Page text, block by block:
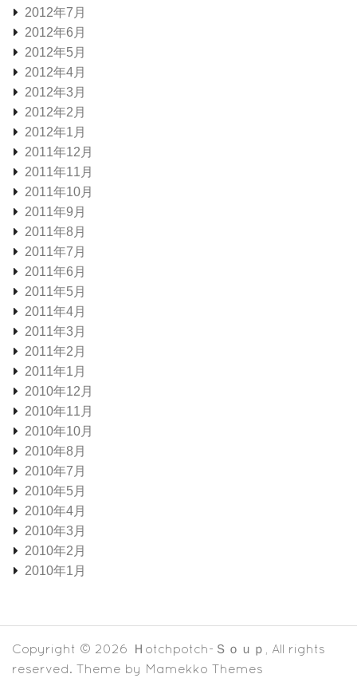
2012年7月
2012年6月
2012年5月
2012年4月
2012年3月
2012年2月
2012年1月
2011年12月
2011年11月
2011年10月
2011年9月
2011年8月
2011年7月
2011年6月
2011年5月
2011年4月
2011年3月
2011年2月
2011年1月
2010年12月
2010年11月
2010年10月
2010年8月
2010年7月
2010年5月
2010年4月
2010年3月
2010年2月
2010年1月
Copyright © 2026 Ｈotchpotch-Ｓｏｕｐ
, All rights
reserved. Theme by Mamekko Themes